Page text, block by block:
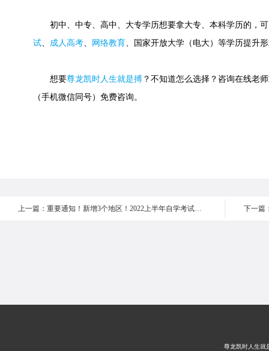
初中、中专、高中、大专学历想要拿大专、本科学历的，可
试、 成人高考、 网络教育、国家开放大学（电大）等学历提升
想要尊龙凯时人生就是搏 ？不知道怎么选择？咨询在线老
（手机微信同号）免费咨询。
上一篇：重要通知！新增3个地区！2022上半年自学考试毕业申请！
尊龙凯时人生就